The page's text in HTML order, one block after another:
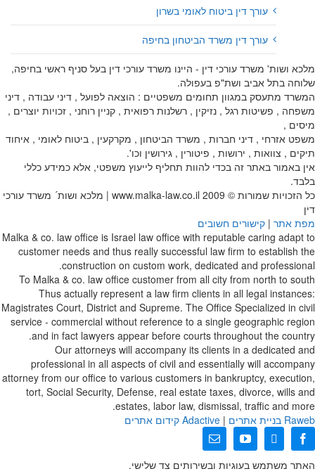
עורך דין ביטוח לאומי בשרון
עורך דין משרד הביטחון בחיפה
מלכא ושות' משרד עורכי דין - היינו משרד עורכי דין בעל סניף ראשי בחיפה,
שלוחה בתל אביב ושת"פ בעפולה.
המשרד מתעסק במגוון תחומים משפטיים : הוצאה לפועל , דיני עבודה , דיני
משפחה , פשיטות רגל , נזיקין , רשלנות רפואית , קניין רוחני , זכויות יוצרים ,
מיסים ,
משפט אזרחי , דיני חברות , משרד הביטחון , מקרקעין , ביטוח לאומי , איחוד
תיקים , צוואות , ירושות , פיטורין , גירושין וכו'.
אין באמור באתר זה בכדי להוות תחליף לייעוץ משפטי, אלא כמידע כללי
בלבד.
כל הזכויות שמורות © 2009
www.malka-law.co.il | מלכא ושות´ משרד עורכי
דין
מפת אתר | קישורים חשובים
Malka & co. law office is Israel law office with reputable caring adapt to
customer needs and thus really successful law firm to establish the
construction on custom work, dedicated and professional.
To Malka & co. law office customer from all city from north to south
Thus actually represent a law firm clients in all legal instances:
Magistrates Court, District and Supreme. The Office Specialized in civil
service - commercial without reference to a single geographic region
and in fact lawyers appear before courts throughout the country.
Our attorneys will accompany its clients in a dedicated and
professional in all aspects of civil and essentially will accompany
attorney from our office to various customers in bankruptcy, execution,
tort, Social Security, Defense, real estate taxes, divorce, wills and
estates, labor law, dismissal, traffic and more.
Raweb בניית אתרים |
Adactive קידום אתרים
Facebook
X
YouTubeכתובת
דואר
אלקטרוני
האתר משתמש בעוגיות ובשירותים צד שלישי.